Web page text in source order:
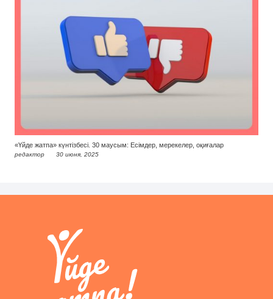
«Үйде жатпа» күнтізбесі. 30 маусым: Есімдер, мерекелер, оқиғалар
редактор 30 июня, 2025